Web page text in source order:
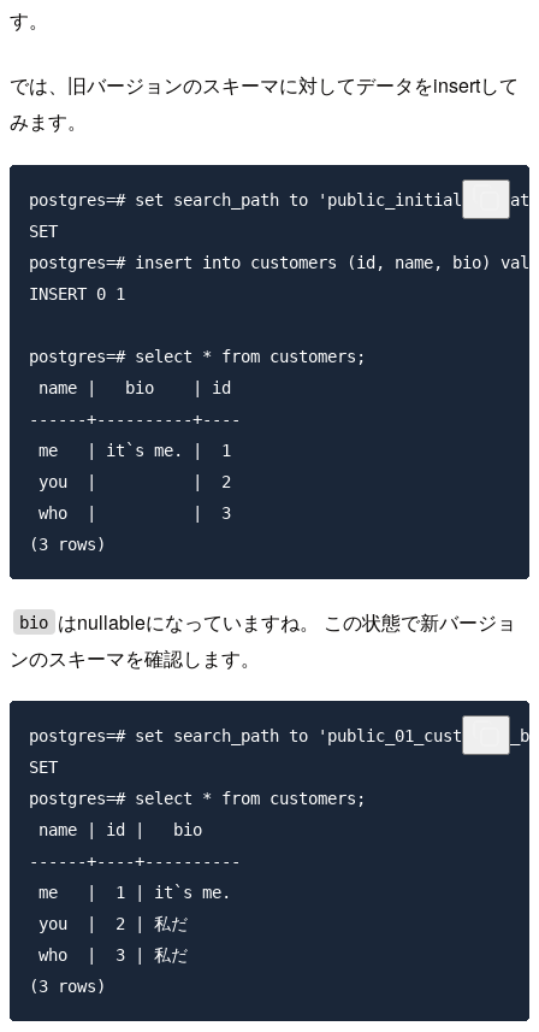
す。
では、旧バージョンのスキーマに対してデータをinsertして
みます。
postgres=# set search_path to
SET
postgres=# insert into customers (id, name, bio)
INSERT 0 1
postgres=# select * from customers;
name |   bio    | id
------+----------+----
me   | it`s me. |  1
you  |          |  2
who  |          |  3
bio はnullableになっていますね。 この状態で新バージョ
ンのスキーマを確認します。
postgres=# set search_path to
SET
postgres=# select * from customers;
name | id |   bio
------+----+----------
me   |  1 | it`s me.
you  |  2 | 私だ
who  |  3 | 私だ